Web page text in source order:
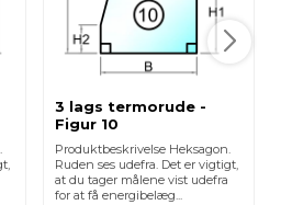
3 lags termorude -
Figur 10
Produktbeskrivelse Heksagon.
Ruden ses udefra. Det er vigtigt,
at du tager målene vist udefra
for at få energibelæg...